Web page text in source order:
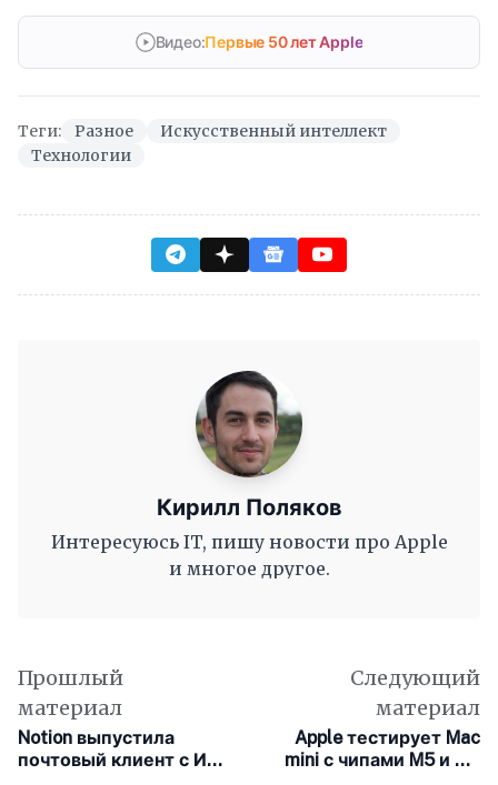
Видео:Первые 50 лет Apple
Теги: Разное
Искусственный интеллект
Технологии
Кирилл Поляков
Интересуюсь IT, пишу новости про Apple
и многое другое.
Прошлый
материал
Notion выпустила
почтовый клиент с ИИ
Следующий
материал
Apple тестирует Mac
mini с чипами M5 и M5